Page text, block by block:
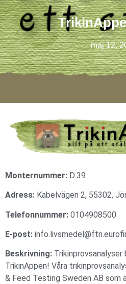
maj 12,
Monternummer: D:39
Adress: Kabelvägen 2, 55302,
Telefonnummer: 0104908500
E-post:
Beskrivning: Trikinprovsanalyser
TrikinAppen! Våra
& Feed Testing Sweden AB som